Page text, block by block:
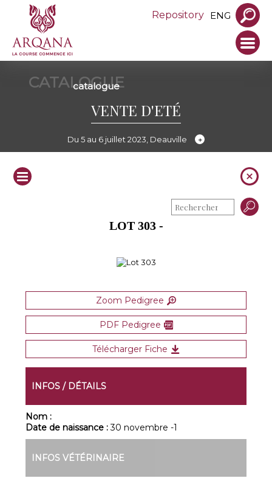
Repository ENG
CATALOGUE
catalogue
VENTE D'ETÉ
Du 5 au 6 juillet 2023, Deauville
LOT 303 -
Zoom Pedigree
PDF Pedigree
Télécharger Fiche
INFOS / DÉTAILS
Nom :
Date de naissance :30 novembre -1
INFOS VÉTÉRINAIRE